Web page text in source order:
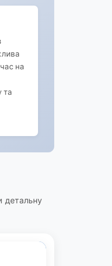
на
та
детальну